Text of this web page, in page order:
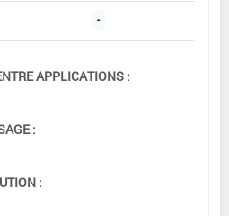
-
APPLICATIONS :
:
: